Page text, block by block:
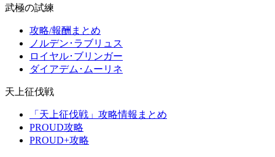
武極の試練
攻略/報酬まとめ
ノルデン･ラブリュス
ロイヤル･ブリンガー
ダイアデム･ムーリネ
天上征伐戦
「天上征伐戦」攻略情報まとめ
PROUD攻略
PROUD+攻略